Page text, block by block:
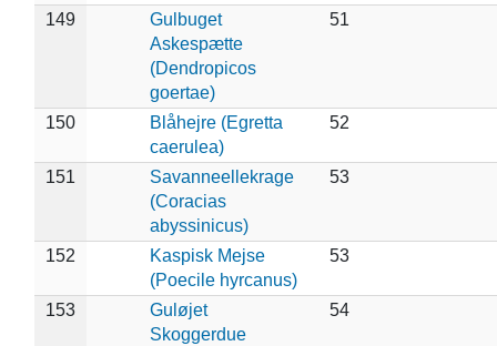
149
Gulbuget
Askespætte
(Dendropicos
goertae)
51
150
Blåhejre (Egretta
caerulea)
52
151
Savanneellekrage
(Coracias
abyssinicus)
53
152
Kaspisk Mejse
(Poecile hyrcanus)
53
153
Guløjet
Skoggerdue
54